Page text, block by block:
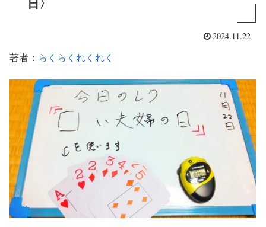
日〉
2024.11.22
著者： らくらくれくれく